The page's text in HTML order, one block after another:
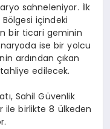
sahneleniyor. İlk
içindeki
bir ticari geminin
ise bir yolcu
ardından çıkan
edilecek.
Sahil Güvenlik
ile birlikte 8 ülkeden